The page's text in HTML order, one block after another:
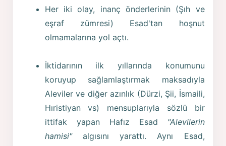
Her iki olay, inanç önderlerinin (Şıh ve
eşraf zümresi) Esad'tan hoşnut
olmamalarına yol açtı.
İktidarının ilk yıllarında konumunu
koruyup sağlamlaştırmak maksadıyla
Aleviler ve diğer azınlık (Dürzi, Şii, İsmaili,
Hıristiyan vs) mensuplarıyla sözlü bir
ittifak yapan Hafız Esad "Alevilerin
hamisi" algısını yarattı. Aynı Esad,